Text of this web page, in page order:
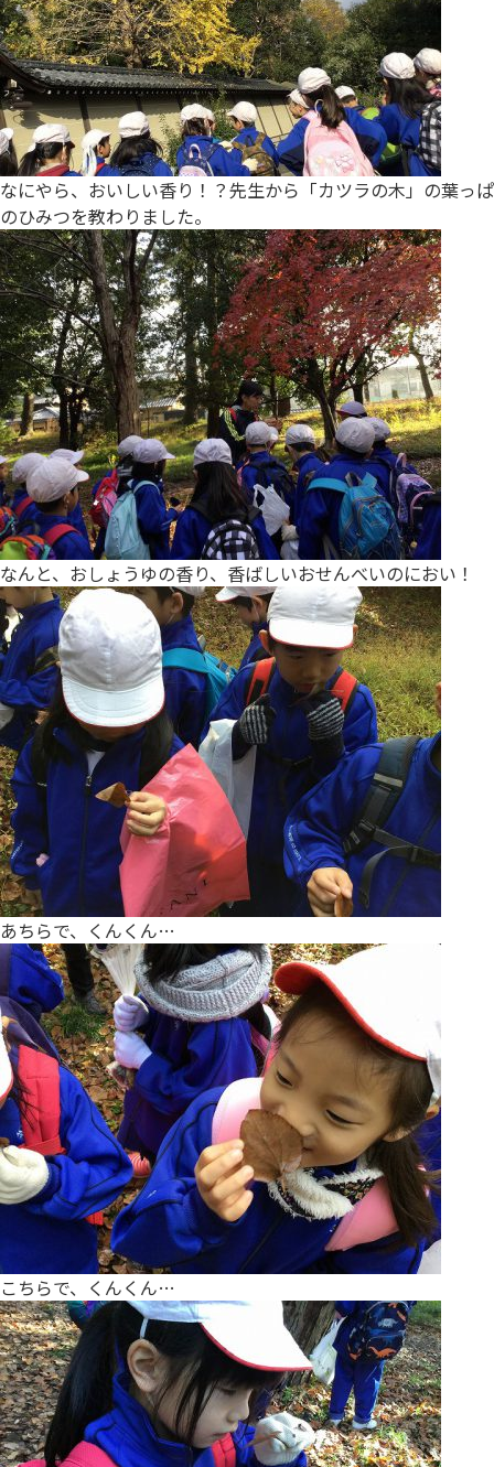
なにやら、おいしい香り！？先生から「カツラの木」の葉っぱ
のひみつを教わりました。
なんと、おしょうゆの香り、香ばしいおせんべいのにおい！
あちらで、くんくん…
こちらで、くんくん…